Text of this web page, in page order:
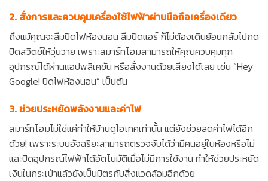
2. สั่งการและควบคุมเครื่องใช้ไฟฟ้าผ่านมือถือเครื่องเดียว
ถึงแม้คุณจะลืมปิดไฟห้องนอน ลืมปิดแอร์ ก็ไม่ต้องเดินย้อนกลับไปกด
ปิดสวิตช์ให้วุ่นวาย เพราะสมาร์ทโฮมสามารถให้คุณควบคุมทุก
อุปกรณ์ได้ผ่านแอปพลิเคชัน หรือสั่งงานด้วยเสียงได้เลย เช่น “Hey
Google! ปิดไฟห้องนอน” เป็นต้น
3. ช่วยประหยัดพลังงานและค่าไฟ
สมาร์ทโฮมไม่ใช่แค่ทำให้บ้านดูไฮเทคเท่านั้น แต่ยังช่วยลดค่าไฟได้อีก
ด้วย! เพราะระบบอัจฉริยะสามารถตรวจจับได้ว่ามีคนอยู่ในห้องหรือไม่
และปิดอุปกรณ์ไฟฟ้าได้อัตโนมัติเมื่อไม่มีการใช้งาน ทำให้ช่วยประหยัด
เงินในกระเป๋าแล้วยังเป็นมิตรกับสิ่งแวดล้อมอีกด้วย